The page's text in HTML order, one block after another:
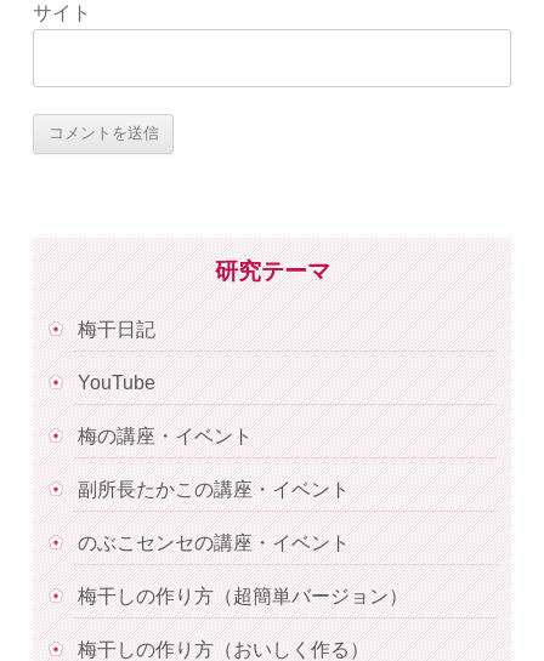
サイト
研究テーマ
梅干日記
YouTube
梅の講座・イベント
副所長たかこの講座・イベント
のぶこセンセの講座・イベント
梅干しの作り方（超簡単バージョン）
梅干しの作り方（おいしく作る）